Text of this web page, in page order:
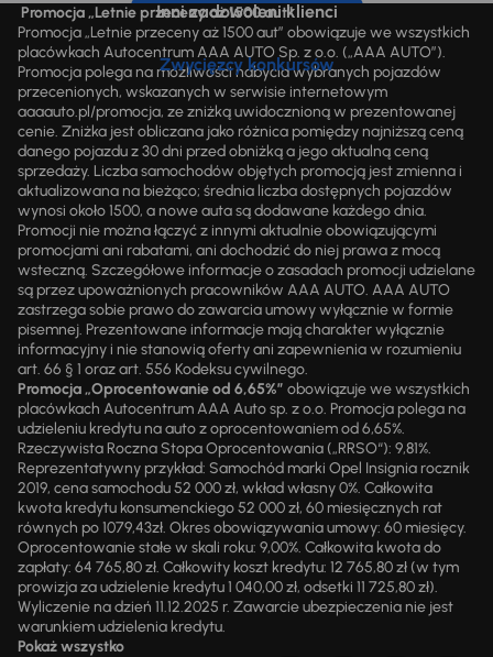
Inni zadowoleni klienci
Zwycięzcy konkursów
Promocja „Letnie przeceny aż 1500 aut”
Promocja „Letnie przeceny aż 1500 aut” obowiązuje we wszystkich
placówkach Autocentrum AAA AUTO Sp. z o.o. („AAA AUTO”).
Promocja polega na możliwości nabycia wybranych pojazdów
przecenionych, wskazanych w serwisie internetowym
aaaauto.pl/promocja, ze zniżką uwidocznioną w prezentowanej
cenie. Zniżka jest obliczana jako różnica pomiędzy najniższą ceną
danego pojazdu z 30 dni przed obniżką a jego aktualną ceną
sprzedaży. Liczba samochodów objętych promocją jest zmienna i
aktualizowana na bieżąco; średnia liczba dostępnych pojazdów
wynosi około 1500, a nowe auta są dodawane każdego dnia.
Promocji nie można łączyć z innymi aktualnie obowiązującymi
promocjami ani rabatami, ani dochodzić do niej prawa z mocą
wsteczną. Szczegółowe informacje o zasadach promocji udzielane
są przez upoważnionych pracowników AAA AUTO. AAA AUTO
zastrzega sobie prawo do zawarcia umowy wyłącznie w formie
pisemnej. Prezentowane informacje mają charakter wyłącznie
informacyjny i nie stanowią oferty ani zapewnienia w rozumieniu
art. 66 § 1 oraz art. 556 Kodeksu cywilnego.
Promocja „Oprocentowanie od 6,65%” obowiązuje we wszystkich
placówkach Autocentrum AAA Auto sp. z o.o. Promocja polega na
udzieleniu kredytu na auto z oprocentowaniem od 6,65%.
Rzeczywista Roczna Stopa Oprocentowania („RRSO“): 9,81%.
Reprezentatywny przykład: Samochód marki Opel Insignia rocznik
2019, cena samochodu 52 000 zł, wkład własny 0%. Całkowita
kwota kredytu konsumenckiego 52 000 zł, 60 miesięcznych rat
równych po 1079,43zł. Okres obowiązywania umowy: 60 miesięcy.
Oprocentowanie stałe w skali roku: 9,00%. Całkowita kwota do
zapłaty: 64 765,80 zł. Całkowity koszt kredytu: 12 765,80 zł (w tym
prowizja za udzielenie kredytu 1 040,00 zł, odsetki 11 725,80 zł).
Wyliczenie na dzień 11.12.2025 r. Zawarcie ubezpieczenia nie jest
warunkiem udzielenia kredytu.
Pokaż wszystko